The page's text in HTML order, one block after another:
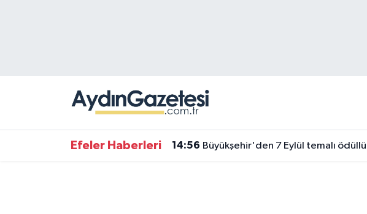
Efeler Haberleri 14:56 Büyükşehir'den 7 Eylül temalı ödüllü
Süper Lig Puan Durumu ve Fikstür
Tüm Manşetler